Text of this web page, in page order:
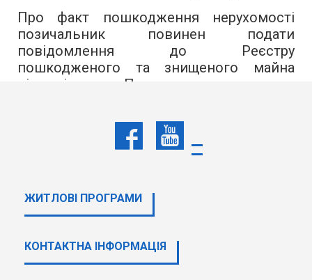
Про факт пошкодження нерухомості
позичальник повинен подати
повідомлення до Реєстру
пошкодженого та знищеного майна
відповідно до Порядку, затвердженого
Якщо підставою для встановлення
кредитних канікул є знищення житла,
компенсації за знищений об’єкт
нерухомого майна.
Внесенню проєкту відповідних змін на
розгляд Уряду передувало плідне
ЖИТЛОВІ ПРОГРАМИ
КОНТАКТНА ІНФОРМАЦІЯ